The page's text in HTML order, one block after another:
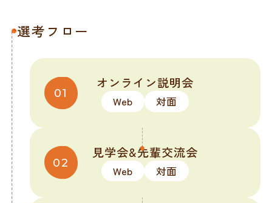
選考フロー
オンライン説明会
Web 対面
見学会&先輩交流会
Web 対面